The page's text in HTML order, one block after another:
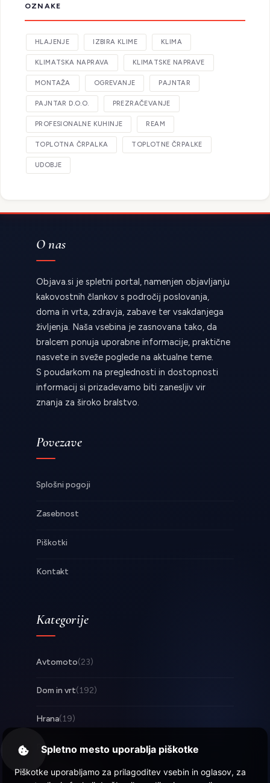
OZNAKE
HLAJENJE IZBIRA KLIME KLIMA
KLIMATSKA NAPRAVA KLIMATSKE NAPRAVE
MONTAŽA OGREVANJE PAJNTAR
PAJNTAR D.O.O. PREZRAČEVANJE
PROFESIONALNE KUHINJE REAM
TOPLOTNA ČRPALKA TOPLOTNE ČRPALKE
UDOBJE
O nas
Objava.si je spletni portal, namenjen objavljanju
kakovostnih člankov s področij poslovanja,
doma in vrta, zdravja, zabave ter vsakdanjega
življenja. Naša vsebina je zasnovana tako, da
bralcem ponuja uporabne informacije, praktične
nasvete in sveže poglede na aktualne teme.
S poudarkom na preglednosti in dostopnosti
informacij si prizadevamo biti zanesljiv vir
znanja za široko bralstvo.
Povezave
Splošni pogoji
Zasebnost
Piškotki
Kontakt
Kategorije
Avtomoto(23)
Dom in vrt(192)
Hrana(19)
Posel(253)
Tehnologija(17)
Spletno mesto uporablja piškotke
Piškotke uporabljamo za prilagoditev vsebin in oglasov, za